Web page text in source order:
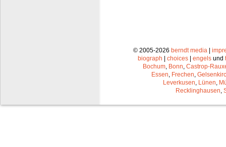
© 2005-2026 berndt media |
biograph | choices | engels und
Bochum Bonn Castrop-
Essen Frechen
Leverkusen Lünen
Recklinghausen